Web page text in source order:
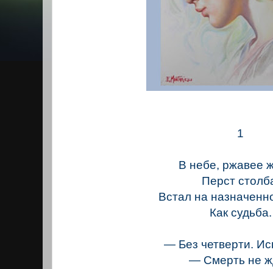
1
В небе, ржавее
Перст
Встал на
Как судьба.
— Без четверти.
— Смерть не